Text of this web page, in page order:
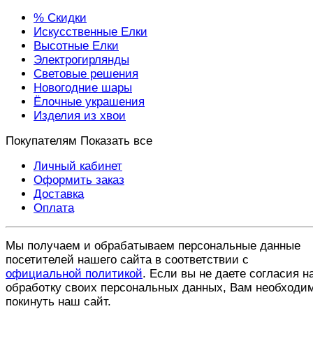
% Скидки
Искусственные Елки
Высотные Елки
Электрогирлянды
Световые решения
Новогодние шары
Ёлочные украшения
Изделия из хвои
Покупателям Показать все
Личный кабинет
Оформить заказ
Доставка
Оплата
Мы получаем и обрабатываем персональные данные
посетителей нашего сайта в соответствии с
официальной политикой. Если вы не даете согласия
обработку своих персональных данных, Вам
покинуть наш сайт.